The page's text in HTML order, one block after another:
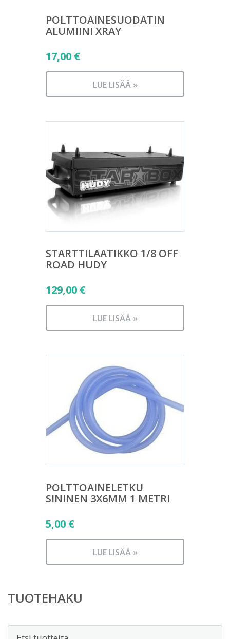
POLTTOAINESUODATIN
ALUMIINI XRAY
17,00 €
LUE LISÄÄ »
STARTTILAATIKKO 1/8 OFF
ROAD HUDY
129,00 €
LUE LISÄÄ »
POLTTOAINELETKU
SININEN 3X6MM 1 METRI
5,00 €
LUE LISÄÄ »
TUOTEHAKU
Etsi: